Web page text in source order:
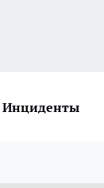
Инциденты